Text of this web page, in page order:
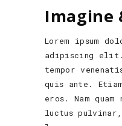
Imagine
Lorem ipsum
adipiscing elit.
tempor
quis ante.
eros. Nam
luctus